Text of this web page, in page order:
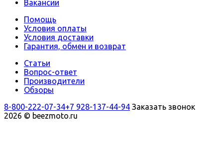
Вакансии
Помощь
Условия оплаты
Условия доставки
Гарантия, обмен и возврат
Статьи
Вопрос-ответ
Производители
Обзоры
8-800-222-07-34+7 928-137-44-94 Заказать звонок
2026 © beezmoto.ru